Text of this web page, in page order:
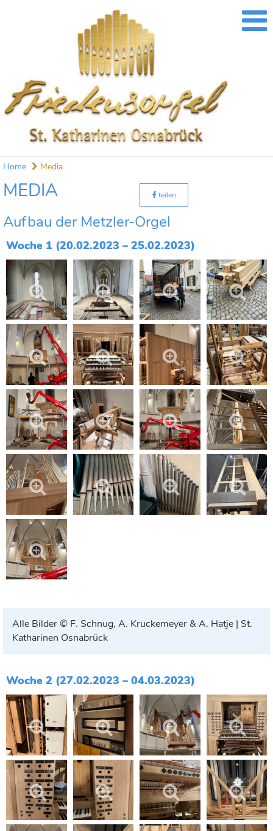
Home Media
MEDIA teilen
Aufbau der Metzler-Orgel
Woche 1 (20.02.2023 – 25.02.2023)
Alle Bilder © F. Schnug, A. Kruckemeyer & A. Hatje | St.
Katharinen Osnabrück
Woche 2 (27.02.2023 – 04.03.2023)